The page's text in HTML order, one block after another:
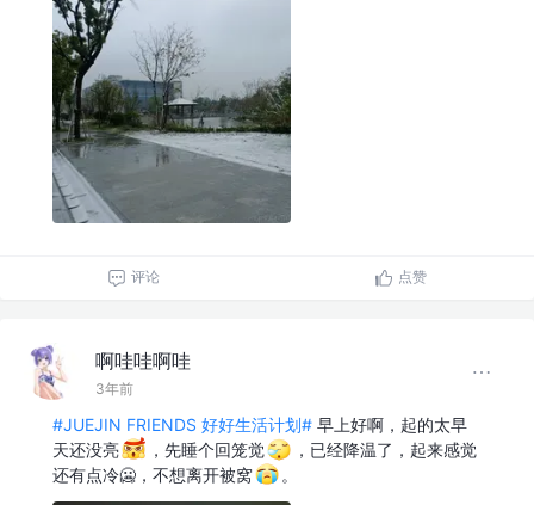
评论 点赞
啊哇哇啊哇
3年前
#JUEJIN FRIENDS 好好生活计划# 早上好啊，起的太早
天还没亮
，先睡个回笼觉
，已经降温了，起来感觉
还有点冷🥶，不想离开被窝
。